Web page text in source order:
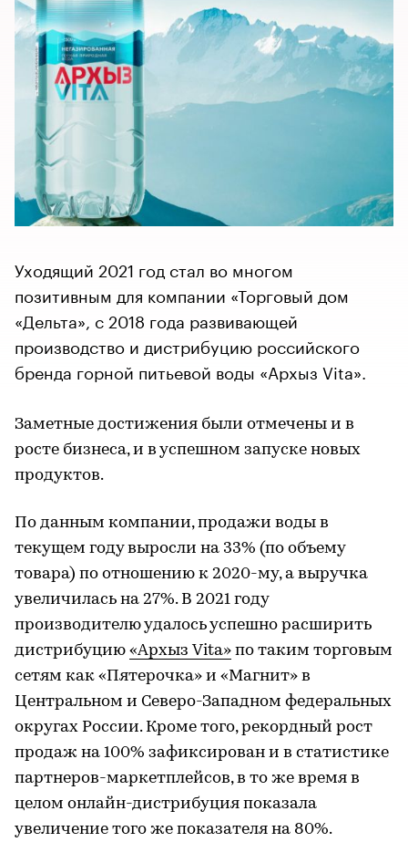
Уходящий 2021 год стал во многом
позитивным для компании «Торговый дом
«Дельта», с 2018 года развивающей
производство и дистрибуцию российского
бренда горной питьевой воды «Архыз Vita».
Заметные достижения были отмечены и в
росте бизнеса, и в успешном запуске новых
продуктов.
По данным компании, продажи воды в
текущем году выросли на 33% (по объему
товара) по отношению к 2020-му, а выручка
увеличилась на 27%. В 2021 году
производителю удалось успешно расширить
дистрибуцию «Архыз Vita» по таким торговым
сетям как «Пятерочка» и «Магнит» в
Центральном и Северо-Западном федеральных
округах России. Кроме того, рекордный рост
продаж на 100% зафиксирован и в статистике
партнеров-маркетплейсов, в то же время в
целом онлайн-дистрибуция показала
увеличение того же показателя на 80%.